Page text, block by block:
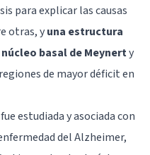
para explicar las causas
otras, yuna estructura
basal de Meynerty
de mayor déficit en
estudiada y asociada con
del Alzheimer,